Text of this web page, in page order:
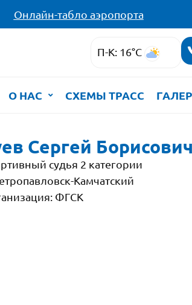
Онлайн-табло аэропорта
П-К: 16°C
О НАС СХЕМЫ ТРАСС
Сергей Борисович
судья 2 категории
Камчатский
ФГСК